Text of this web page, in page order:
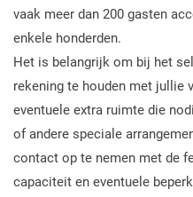
vaak meer dan 200 gasten
enkele honderden.
Het is belangrijk om bij het
rekening te houden met jullie
eventuele extra ruimte die
of andere speciale
contact op te nemen met de
capaciteit en eventuele